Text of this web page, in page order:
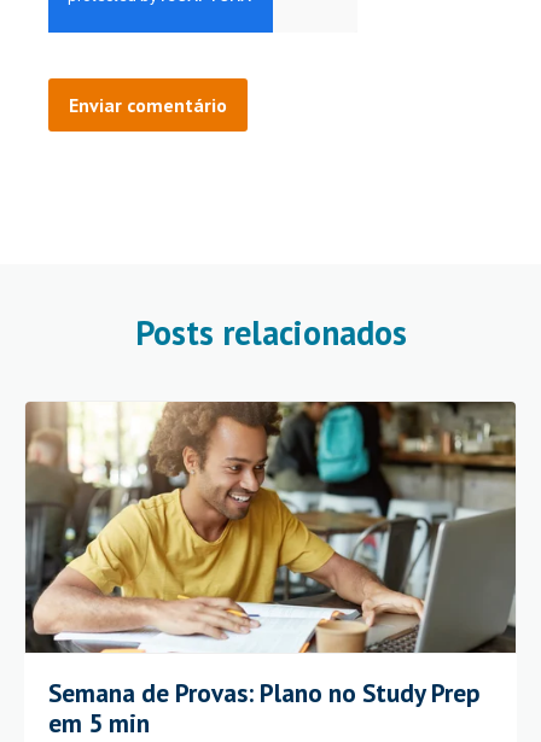
Posts relacionados
Semana de Provas: Plano no Study Prep
em 5 min